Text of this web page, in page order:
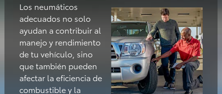
Los neumáticos
adecuados no solo
ayudan a contribuir al
manejo y rendimiento
de tu vehículo, sino
que también pueden
afectar la eficiencia de
combustible y la